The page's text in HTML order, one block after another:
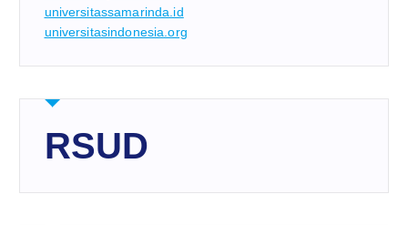
universitassamarinda.id
universitasindonesia.org
RSUD